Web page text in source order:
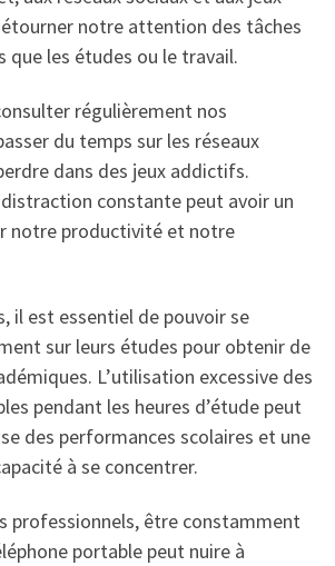
notre attention des tâches
les études ou le travail.
régulièrement nos
du temps sur les réseaux
dans des jeux addictifs.
constante peut avoir un
notre productivité et notre
il est essentiel de pouvoir se
sur leurs études pour obtenir de
L’utilisation excessive des
pendant les heures d’étude peut
des performances scolaires et une
à se concentrer.
professionnels, être constamment
portable peut nuire à